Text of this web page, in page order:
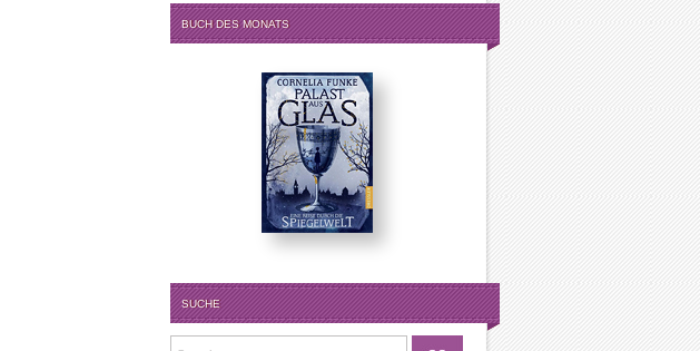
BUCH DES MONATS
SUCHE